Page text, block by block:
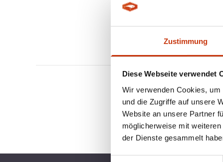
Zustimmung
Diese Webseite verwendet
Wir verwenden Cookies,
und die Zugriffe auf unsere
Website an unsere Partner
möglicherweise mit
der Dienste gesammelt